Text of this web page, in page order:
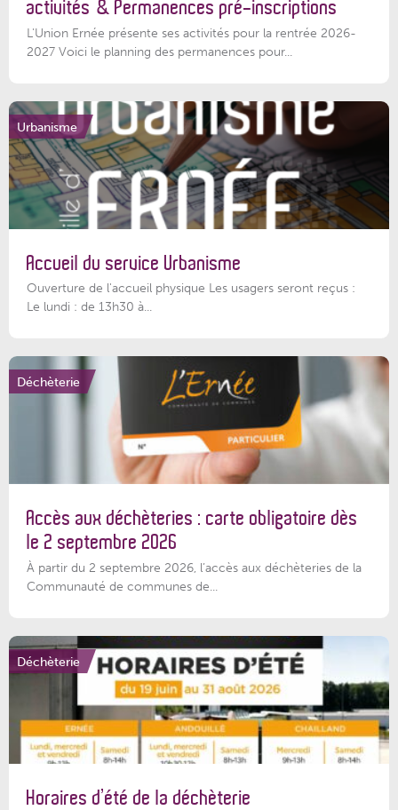
activités & Permanences pré-inscriptions
L'Union Ernée présente ses activités pour la rentrée 2026-
2027 Voici le planning des permanences pour...
Urbanisme
Accueil du service Urbanisme
Ouverture de l'accueil physique Les usagers seront reçus :
Le lundi : de 13h30 à...
Déchèterie
Accès aux déchèteries : carte obligatoire dès
le 2 septembre 2026
À partir du 2 septembre 2026, l’accès aux déchèteries de la
Communauté de communes de...
Déchèterie
Horaires d’été de la déchèterie